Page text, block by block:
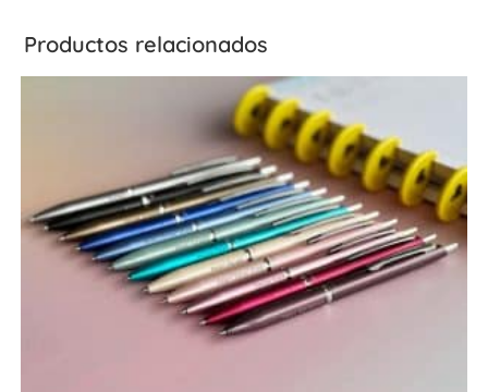
Productos relacionados